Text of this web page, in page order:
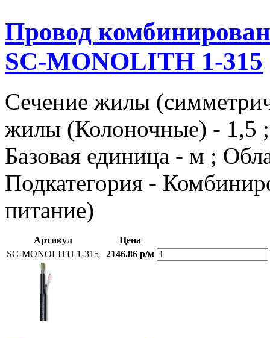
Провод
SC-MONOLITH 1-315
Сечение жилы
жилы (Колоночные) -
Базовая единица - м ;
Подкатегория -
питание)
Артикул
Цена
SC-MONOLITH 1-315
2146.86 р/м